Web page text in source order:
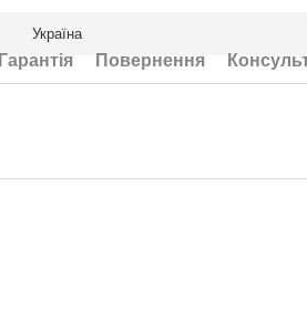
Україна
Гарантія Повернення